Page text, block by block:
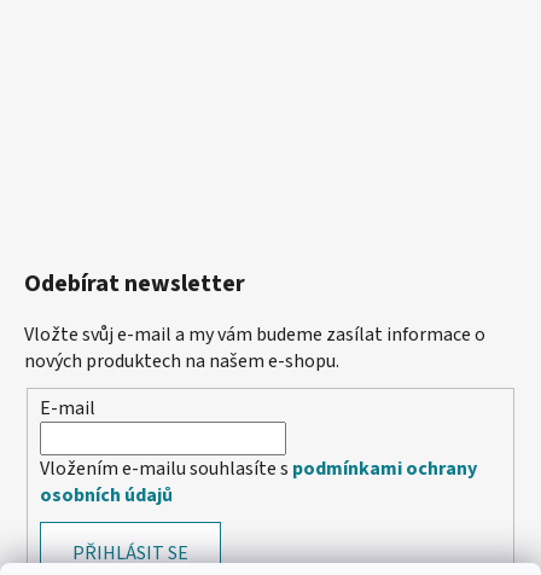
Odebírat newsletter
Vložte svůj e-mail a my vám budeme zasílat informace o
nových produktech na našem e-shopu.
E-mail
Vložením e-mailu souhlasíte s podmínkami ochrany
osobních údajů
PŘIHLÁSIT SE